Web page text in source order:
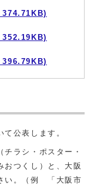
374.71KB)
352.19KB)
396.79KB)
公表します。
ラシ・ポスター・
おつくし）と、大阪
い。（例 「大阪市